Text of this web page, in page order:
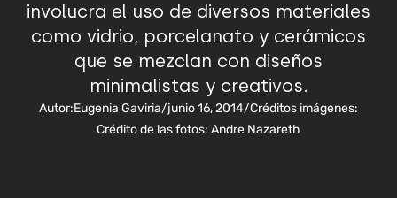
involucra el uso de diversos materiales
como vidrio, porcelanato y cerámicos
que se mezclan con diseños
minimalistas y creativos.
Autor:Eugenia Gaviria/junio 16, 2014/Créditos imágenes:
Crédito de las fotos: Andre Nazareth